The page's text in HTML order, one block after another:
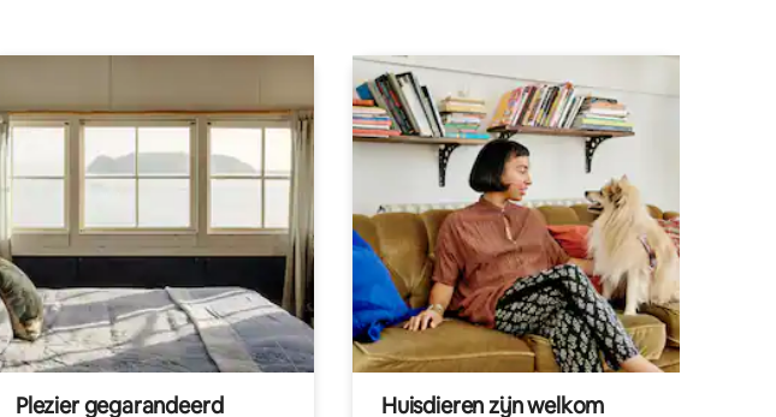
Plezier gegarandeerd Huisdieren zijn welkom